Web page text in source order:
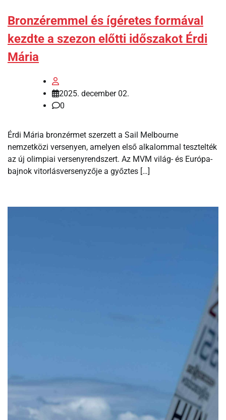
Bronzéremmel és ígéretes formával
kezdte a szezon előtti időszakot Érdi
Mária
2025. december 02.
0
Érdi Mária bronzérmet szerzett a Sail Melbourne
nemzetközi versenyen, amelyen első alkalommal tesztelték
az új olimpiai versenyrendszert. Az MVM világ- és Európa-
bajnok vitorlásversenyzője a győztes […]